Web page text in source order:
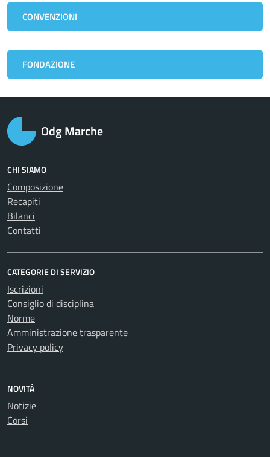
CONVENZIONI
FONDAZIONE
Odg Marche
CHI SIAMO
Composizione
Recapiti
Bilanci
Contatti
CATEGORIE DI SERVIZIO
Iscrizioni
Consiglio di disciplina
Norme
Amministrazione trasparente
Privacy policy
NOVITÀ
Notizie
Corsi